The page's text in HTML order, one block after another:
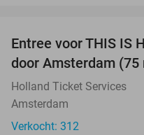
Entree voor THIS IS
door Amsterdam (75
Holland Ticket Services
Amsterdam
Verkocht: 312